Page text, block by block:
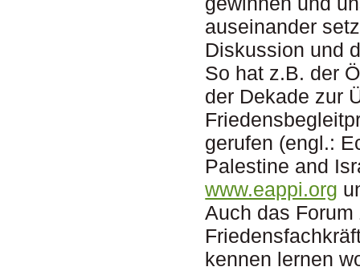
auseinander
Diskussion und
So hat z.B. der
der Dekade zur
gerufen (engl.:
Palestine and
www.eappi.org
Auch das
kennen lernen